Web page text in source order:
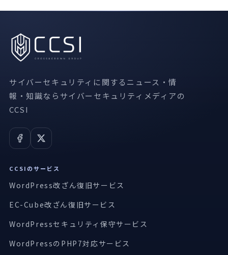
サイバーセキュリティに関するニュース・情
報・知識ならサイバーセキュリティメディアの
CCSI
CCSIのサービス
WordPress改ざん復旧サービス
EC-Cube改ざん復旧サービス
WordPressセキュリティ保守サービス
WordPressのPHP7対応サービス